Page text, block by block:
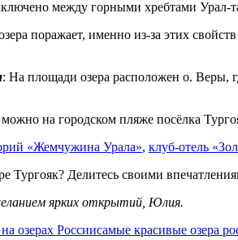
между горными хребтами
поражает, именно из-за этих
: На площади озера расположен о. Веры,
можно на городском пляже посёлка
«Жемчужина Урала», клуб-отель
Тургояк? Делитесь своими
ярких открытий, Юлия.
озерах Россиисамые красивые озера